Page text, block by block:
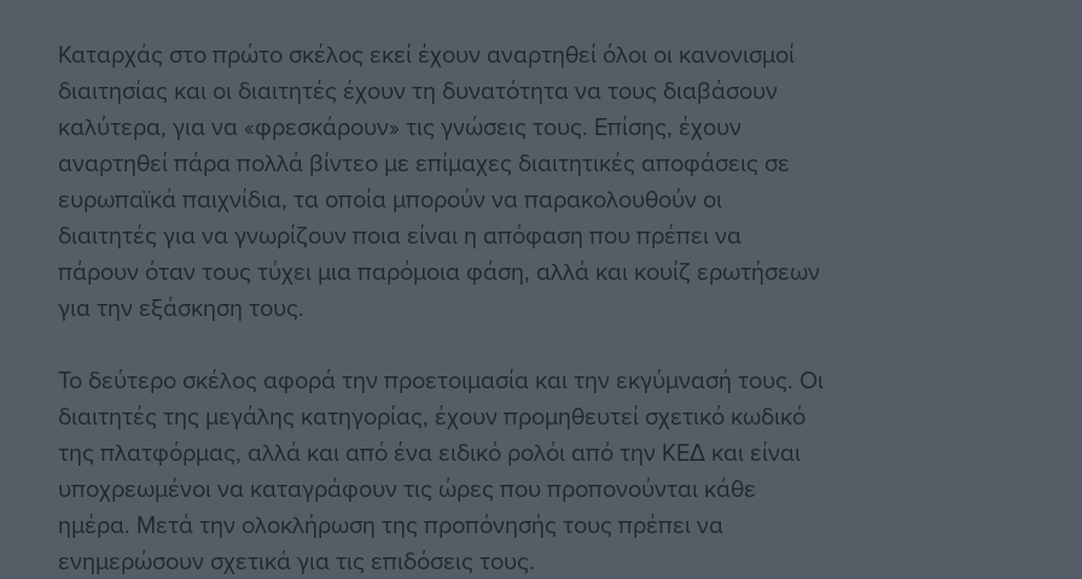
Καταρχάς στο πρώτο σκέλος εκεί έχουν αναρτηθεί όλοι οι κανονισμοί
διαιτησίας και οι διαιτητές έχουν τη δυνατότητα να τους διαβάσουν
καλύτερα, για να «φρεσκάρουν» τις γνώσεις τους. Επίσης, έχουν
αναρτηθεί πάρα πολλά βίντεο με επίμαχες διαιτητικές αποφάσεις σε
ευρωπαϊκά παιχνίδια, τα οποία μπορούν να παρακολουθούν οι
διαιτητές για να γνωρίζουν ποια είναι η απόφαση που πρέπει να
πάρουν όταν τους τύχει μια παρόμοια φάση, αλλά και κουίζ ερωτήσεων
για την εξάσκηση τους.
Το δεύτερο σκέλος αφορά την προετοιμασία και την εκγύμνασή τους. Οι
διαιτητές της μεγάλης κατηγορίας, έχουν προμηθευτεί σχετικό κωδικό
της πλατφόρμας, αλλά και από ένα ειδικό ρολόι από την ΚΕΔ και είναι
υποχρεωμένοι να καταγράφουν τις ώρες που προπονούνται κάθε
ημέρα. Μετά την ολοκλήρωση της προπόνησής τους πρέπει να
ενημερώσουν σχετικά για τις επιδόσεις τους.